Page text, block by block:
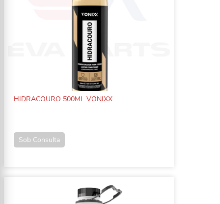
HIDRACOURO 500ML VONIXX
Sob Consulta